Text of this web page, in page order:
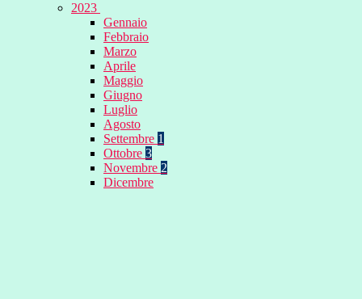
2023
Gennaio
Febbraio
Marzo
Aprile
Maggio
Giugno
Luglio
Agosto
Settembre 1
Ottobre 3
Novembre 2
Dicembre